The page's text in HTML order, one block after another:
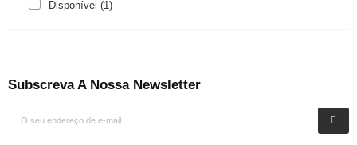
Disponível(1)
Subscreva A Nossa Newsletter